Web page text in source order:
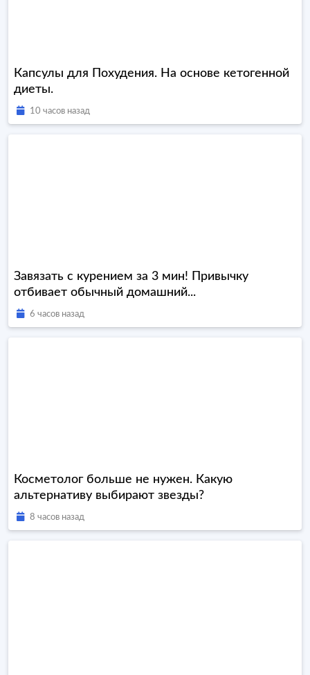
Капсулы для Похудения. На основе кетогенной
диеты.
10 часов назад
Завязать с курением за 3 мин! Привычку
отбивает обычный домашний...
6 часов назад
Косметолог больше не нужен. Какую
альтернативу выбирают звезды?
8 часов назад